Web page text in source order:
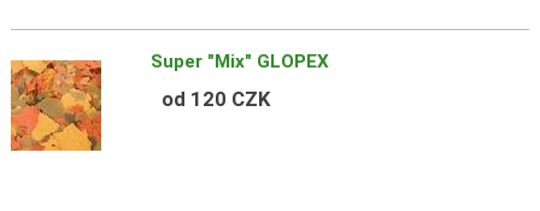
Super "Mix" GLOPEX
od 120 CZK